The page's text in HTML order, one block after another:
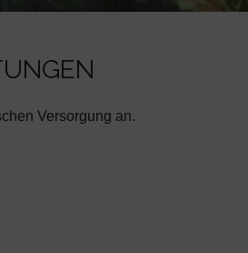
Versorgung an.